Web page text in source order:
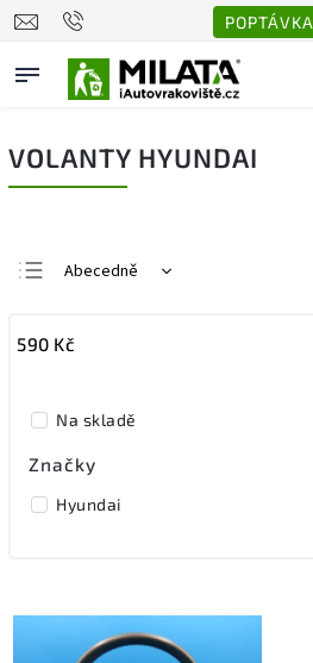
POPTÁVKA
VOLANTY HYUNDAI
Abecedně
Nejdražší
590 Kč
Na skladě
Značky
Hyundai